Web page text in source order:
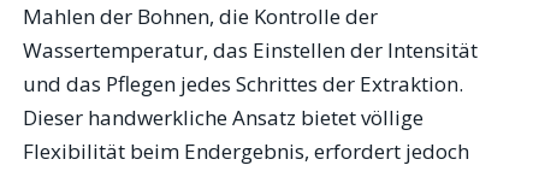
Mahlen der Bohnen, die Kontrolle der
Wassertemperatur, das Einstellen der Intensität
und das Pflegen jedes Schrittes der Extraktion.
Dieser handwerkliche Ansatz bietet völlige
Flexibilität beim Endergebnis, erfordert jedoch